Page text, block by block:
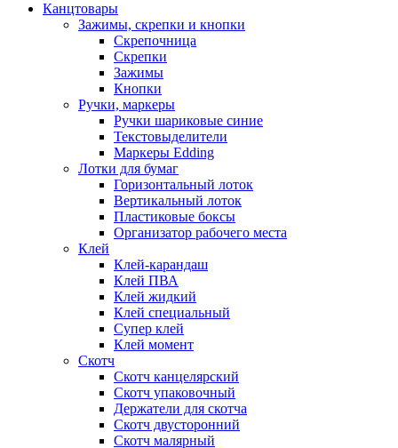
Канцтовары
Зажимы, скрепки и кнопки
Скрепочница
Скрепки
Зажимы
Кнопки
Ручки, маркеры
Ручки шариковые синие
Текстовыделители
Маркеры Edding
Лотки для бумаг
Горизонтальный лоток
Вертикальный лоток
Пластиковые боксы
Организатор рабочего места
Клей
Клей-карандаш
Клей ПВА
Клей жидкий
Клей специальный
Супер клей
Клей момент
Скотч
Скотч канцелярский
Скотч упаковочный
Держатели для скотча
Скотч двусторонний
Скотч малярный